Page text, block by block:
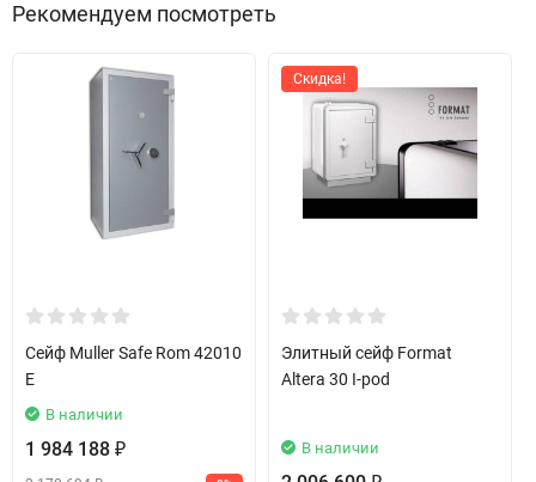
Рекомендуем посмотреть
Сейф Muller Safe Rom 42010
E
В наличии
1 984 188 ₽
Скидка!
Элитный сейф Format
Altera 30 I-pod
В наличии